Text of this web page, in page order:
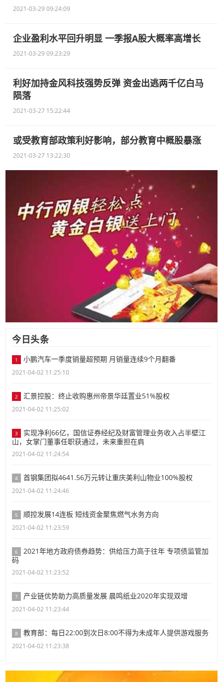
2021-03-29 09:24:09
企业盈利水平回升明显 一季报A股大概率高增长
2021-03-29 09:23:29
利好加持金风科技强势反弹 资金出逃两千亿白马
陨落
2021-03-27 15:22:44
或受教育部政策利好影响，部分教育中概股暴涨
2021-03-27 13:22:30
今日头条
1 小鹏汽车一季度销量超预期 月销量连续9个月翻番
2021-04-02 11:25:10
2 汇景控股：终止收购惠州帝景华廷置业51%股权
2021-04-02 11:25:02
3
实现净利66亿，国信证券经纪及财富管理业务收入占半壁江
山，女掌门董事任职获通过，未来重担在肩
2021-04-02 11:24:54
4 首钢集团拟4641.56万元转让重庆美利山物业100%股权
2021-04-02 11:24:46
5 顺控发展14连板 短线资金聚焦燃气水务方向
2021-04-02 11:23:59
6
2021年地方政府债券趋势：供给压力高于往年 专项债监管加
码
2021-04-02 11:23:52
7 产业链优势助力高质量发展 晨鸣纸业2020年实现双增
2021-04-02 11:23:44
8 教育部：每日22:00到次日8:00不得为未成年人提供游戏服务
2021-04-02 11:23:38